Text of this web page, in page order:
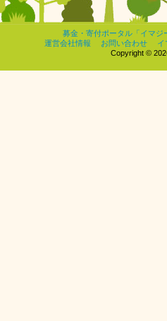
募金・寄付ポータル「イマジ
運営会社情報
お問い合わせ
イ
Copyright ©